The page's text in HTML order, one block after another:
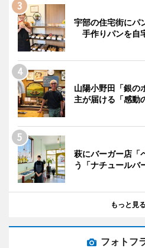
宇部の住宅街にパ
手作りパンを自
山陽小野田「銀
主が届ける「感動
萩にバーガー店
う「ナチュールバ
もっと見る
フォトフ